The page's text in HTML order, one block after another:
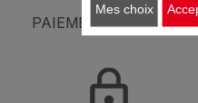
PAIEMENT SÉCURISÉ
Mes choix